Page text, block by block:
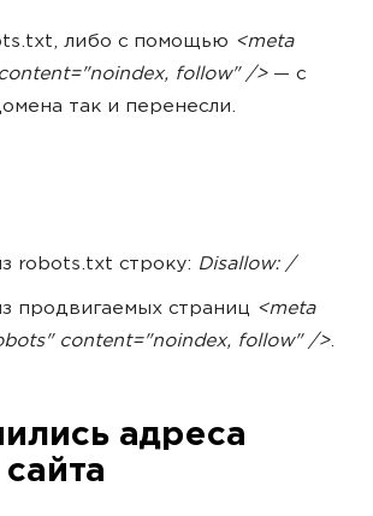
либо с помощью <meta
follow" />— с
так и перенесли.
robots.txt строку: Disallow: /
продвигаемых страниц <meta
content="noindex, follow" />.
адреса